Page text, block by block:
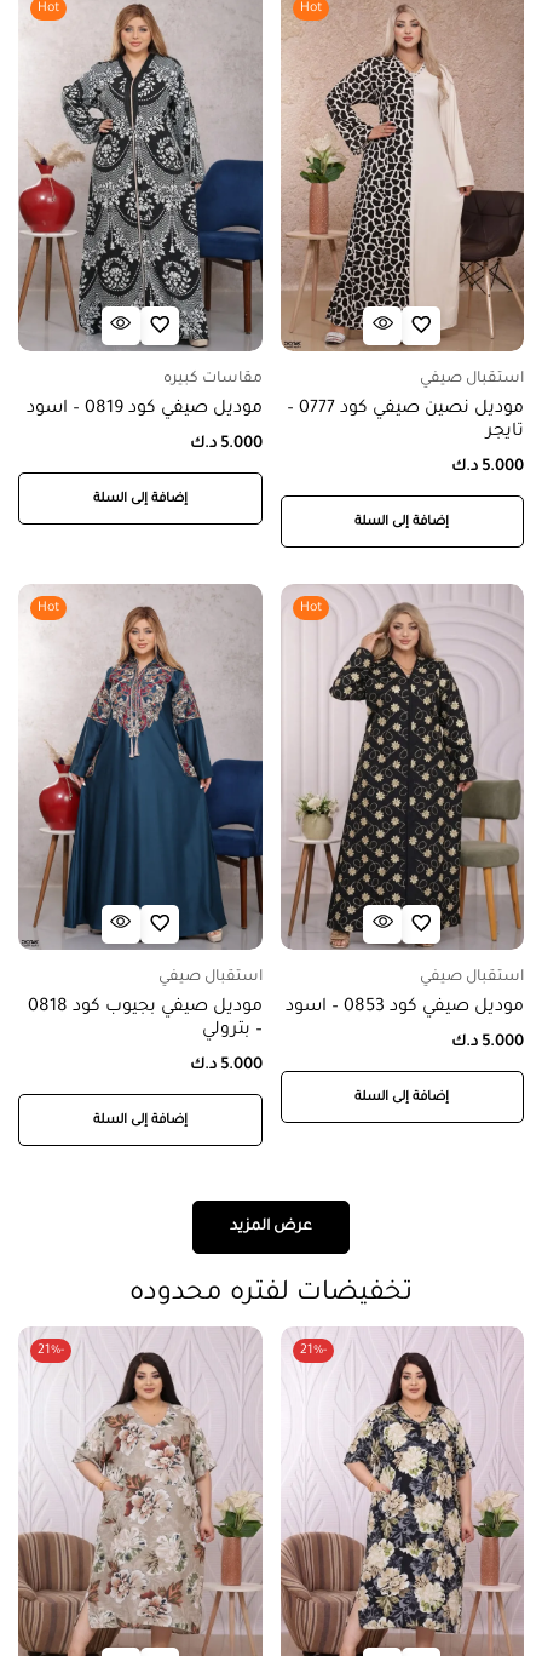
Hot
استقبال صيفي
موديل نصين صيفي كود 0777 –
تايجر
5.000 د.ك
إضافة إلى السلة
Hot
مقاسات كبيره
موديل صيفي كود 0819 – اسود
5.000 د.ك
إضافة إلى السلة
Hot
استقبال صيفي
موديل صيفي كود 0853 – اسود
5.000 د.ك
إضافة إلى السلة
Hot
استقبال صيفي
موديل صيفي بجيوب كود 0818
– بترولي
5.000 د.ك
إضافة إلى السلة
عرض المزيد
تخفيضات لفتره محدوده
-21%
-21%